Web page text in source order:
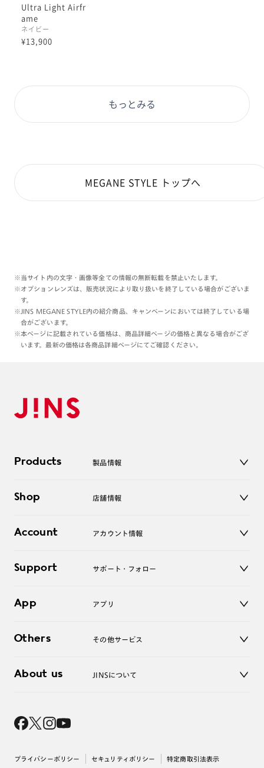
Ultra Light Airfr
ame
ネイビー
¥13,900
もっとみる
MEGANE STYLE トップへ
※当サイト内の文字・画像等全ての情報の無断転載を禁止いたします。
※オプションレンズは、販売状況により取り扱いを終了している場合がございま
す。
※JINS MEGANE STYLE内の紹介商品、キャンペーンにおいては終了している場
合がございます。
※本ページに記載されている価格は、商品詳細ページの価格と異なる場合がござ
います。最新の価格は各商品詳細ページにてご確認ください。
Products 製品情報
サングラス
コンタクトレンズ
アクセサリー
Shop 店舗情報
オンラインショップ
Account アカウント情報
ログアウト
Support サポート・フォロー
よくあるご質問
お問い合わせ
App アプリ
Others その他サービス
レンズ交換
About us JINSについて
採用情報
プライバシーポリシー セキュリティポリシー 特定商取引法表示